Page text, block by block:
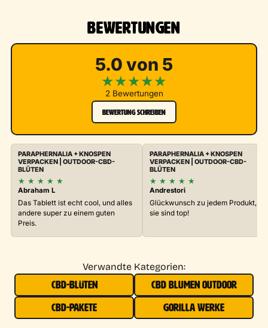
BEWERTUNGEN
5.0 von 5
★★★★★
2 Bewertungen
BEWERTUNG SCHREIBEN
PARAPHERNALIA + KNOSPEN
VERPACKEN | OUTDOOR-CBD-
BLÜTEN
★ ★ ★ ★ ★
Abraham L
Das Tablett ist echt cool, und alles
andere super zu einem guten
Preis.
PARAPHERNALIA + KNOSPEN
VERPACKEN | OUTDOOR-CBD-
BLÜTEN
★ ★ ★ ★ ★
Andrestori
Glückwunsch zu jedem Produkt,
sie sind top!
Verwandte Kategorien:
CBD-BLÜTEN
CBD BLUMEN OUTDOOR
CBD-PAKETE
GORILLA WERKE